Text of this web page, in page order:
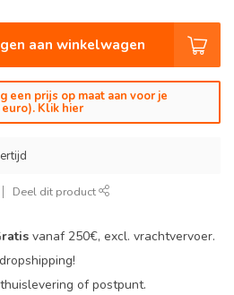
aan winkelwagen
een prijs op maat aan voor je
Klik hier
Deel dit product
vanaf 250€, excl. vrachtvervoer.
thuislevering of postpunt.